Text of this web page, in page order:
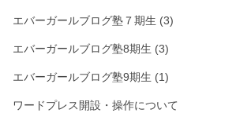
エバーガールブログ塾７期生 (3)
エバーガールブログ塾8期生 (3)
エバーガールブログ塾9期生 (1)
ワードプレス開設・操作について